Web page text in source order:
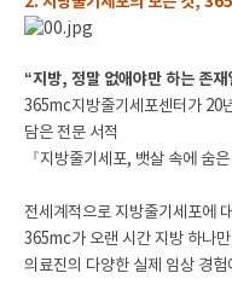
“지방, 정말 없애야만 하는 존재
365mc지방줄기세포센터가 20
담은 전문 서적
『지방줄기세포, 뱃살 속에 숨
전세계적으로 지방줄기세포에
365mc가 오랜 시간 지방 하나
의료진의 다양한 실제 임상 경